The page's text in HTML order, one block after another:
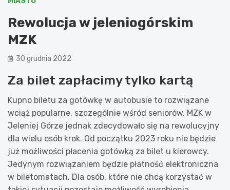
Rewolucja w jeleniogórskim
MZK
30 grudnia 2022
Za bilet zapłacimy tylko kartą
Kupno biletu za gotówkę w autobusie to rozwiązane
wciąż popularne, szczególnie wśród seniorów. MZK w
Jeleniej Górze jednak zdecydowało się na rewolucyjny
dla wielu osób krok. Od początku 2023 roku nie będzie
już możliwości płacenia gotówką za bilet u kierowcy.
Jedynym rozwiązaniem będzie płatność elektroniczna
w biletomatach. Dla osób, które nie chcą korzystać w